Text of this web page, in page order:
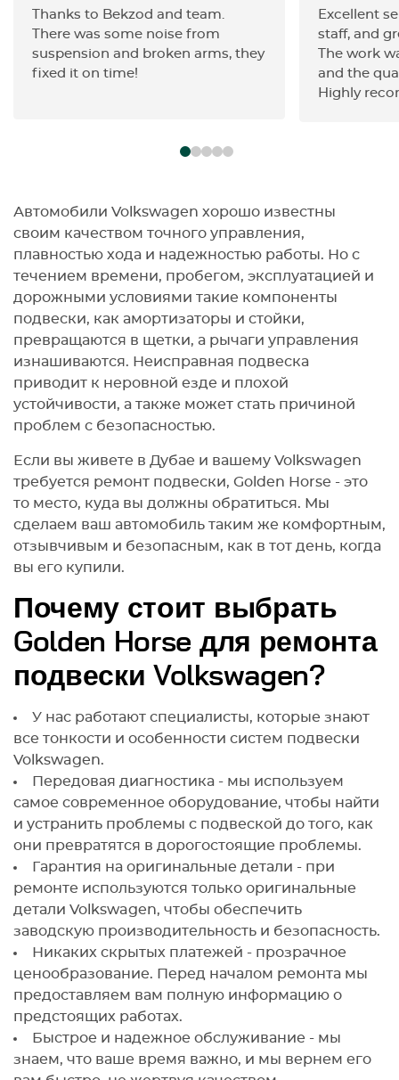
Thanks to Bekzod and team.
There was some noise from
suspension and broken arms, they
fixed it on time!
Excellent
staff, and
The work
and the
Highly
Автомобили Volkswagen хорошо известны
своим качеством точного управления,
плавностью хода и надежностью работы. Но с
течением времени, пробегом, эксплуатацией и
дорожными условиями такие компоненты
подвески, как амортизаторы и стойки,
превращаются в щетки, а рычаги управления
изнашиваются. Неисправная подвеска
приводит к неровной езде и плохой
устойчивости, а также может стать причиной
проблем с безопасностью.
Если вы живете в Дубае и вашему Volkswagen
требуется ремонт подвески, Golden Horse - это
то место, куда вы должны обратиться. Мы
сделаем ваш автомобиль таким же комфортным,
отзывчивым и безопасным, как в тот день, когда
вы его купили.
Почему стоит выбрать
Golden Horse для ремонта
подвески Volkswagen?
У нас работают специалисты, которые знают
все тонкости и особенности систем подвески
Volkswagen.
Передовая диагностика - мы используем
самое современное оборудование, чтобы найти
и устранить проблемы с подвеской до того, как
они превратятся в дорогостоящие проблемы.
Гарантия на оригинальные детали - при
ремонте используются только оригинальные
детали Volkswagen, чтобы обеспечить
заводскую производительность и безопасность.
Никаких скрытых платежей - прозрачное
ценообразование. Перед началом ремонта мы
предоставляем вам полную информацию о
предстоящих работах.
Быстрое и надежное обслуживание - мы
знаем, что ваше время важно, и мы вернем его